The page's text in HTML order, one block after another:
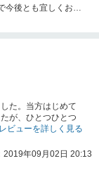
今後とも宜しくお願
た。当方はじめて
が、ひとつひとつ
レビューを詳しく見る
2019年09月02日 20:13